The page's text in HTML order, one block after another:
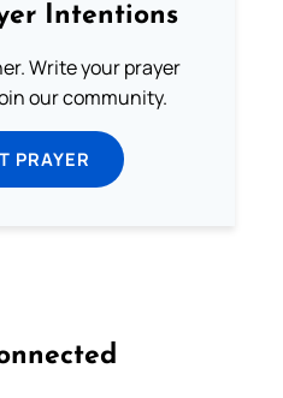
Intentions
Write your prayer
our community.
PRAYER